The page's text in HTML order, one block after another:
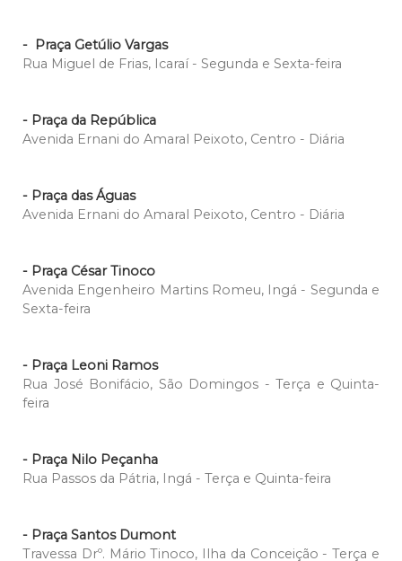
- Praça Getúlio Vargas
Rua Miguel de Frias, Icaraí - Segunda e Sexta-feira
- Praça da República
Avenida Ernani do Amaral Peixoto, Centro - Diária
- Praça das Águas
Avenida Ernani do Amaral Peixoto, Centro - Diária
- Praça César Tinoco
Avenida Engenheiro Martins Romeu, Ingá - Segunda e
Sexta-feira
- Praça Leoni Ramos
Rua José Bonifácio, São Domingos - Terça e Quinta-
feira
- Praça Nilo Peçanha
Rua Passos da Pátria, Ingá - Terça e Quinta-feira
- Praça Santos Dumont
Travessa Drº. Mário Tinoco, Ilha da Conceição - Terça e